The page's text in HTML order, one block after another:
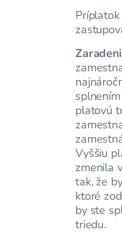
platovú
Vyššiu
zmenila
tak, že
ktoré
by ste
triedu.